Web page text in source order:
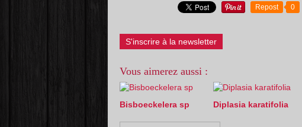
Repost 0
S'inscrire à la newsletter
Vous aimerez aussi :
Bisboeckelera sp
Diplasia karatifolia